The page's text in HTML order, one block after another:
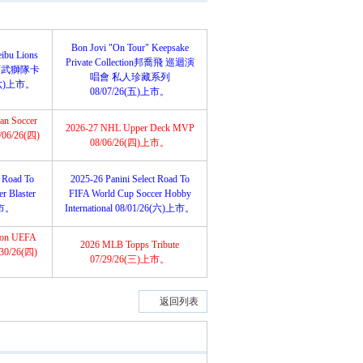
Lions
武獅隊卡
上市。
Bon Jovi "On Tour" Keepsake
Private Collection邦喬飛 巡迴演
唱會 私人珍藏系列
08/07/26(五)上市。
Soccer
26(四)
2026-27 NHL Upper Deck MVP
08/06/26(四)上市。
To
Blaster
2025-26 Panini Select Road To
FIFA World Cup Soccer Hobby
International 08/01/26(六)上市。
UEFA
26(四)
2026 MLB Topps Tribute
07/29/26(三)上市。
返回列表